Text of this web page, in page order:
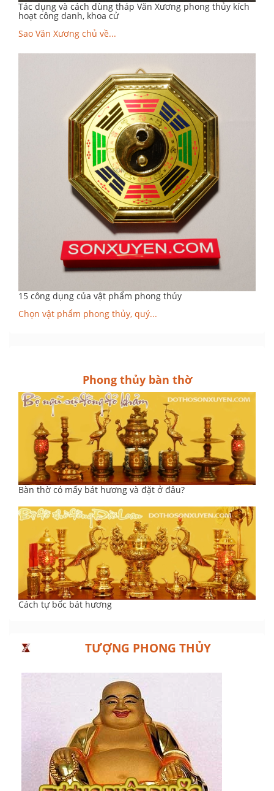
Tác dụng và cách dùng tháp Văn Xương phong thủy kích
hoạt công danh, khoa cử
Sao Văn Xương chủ về...
15 công dụng của vật phẩm phong thủy
Chọn vật phẩm phong thủy, quý...
Phong thủy bàn thờ
Bàn thờ có mấy bát hương và đặt ở đâu?
Cách tự bốc bát hương
TƯỢNG PHONG THỦY